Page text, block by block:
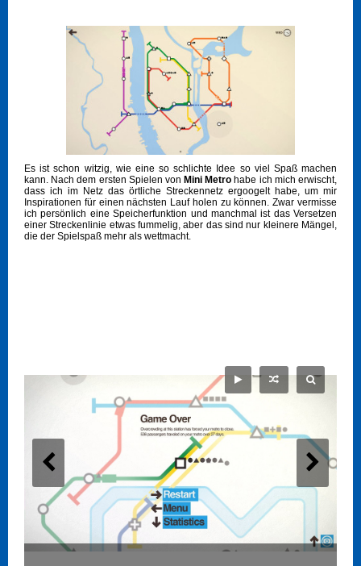
Es ist schon witzig, wie eine so schlichte Idee so viel Spaß machen
kann. Nach dem ersten Spielen von Mini Metro habe ich mich erwischt,
dass ich im Netz das örtliche Streckennetz ergoogelt habe, um mir
Inspirationen für einen nächsten Lauf holen zu können. Zwar vermisse
ich persönlich eine Speicherfunktion und manchmal ist das Versetzen
einer Streckenlinie etwas fummelig, aber das sind nur kleinere Mängel,
die der Spielspaß mehr als wettmacht.